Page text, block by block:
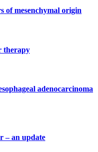
of mesenchymal origin
therapy
adenocarcinoma
– an update